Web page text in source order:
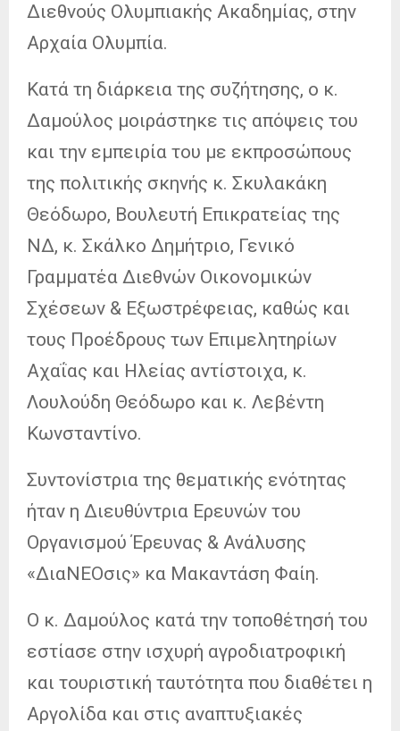
Διεθνούς Ολυμπιακής Ακαδημίας, στην
Αρχαία Ολυμπία.
Κατά τη διάρκεια της συζήτησης, ο κ.
Δαμούλος μοιράστηκε τις απόψεις του
και την εμπειρία του με εκπροσώπους
της πολιτικής σκηνής κ. Σκυλακάκη
Θεόδωρο, Βουλευτή Επικρατείας της
ΝΔ, κ. Σκάλκο Δημήτριο, Γενικό
Γραμματέα Διεθνών Οικονομικών
Σχέσεων & Εξωστρέφειας, καθώς και
τους Προέδρους των Επιμελητηρίων
Αχαΐας και Ηλείας αντίστοιχα, κ.
Λουλούδη Θεόδωρο και κ. Λεβέντη
Κωνσταντίνο.
Συντονίστρια της θεματικής ενότητας
ήταν η Διευθύντρια Ερευνών του
Οργανισμού Έρευνας & Ανάλυσης
«ΔιαΝΕΟσις» κα Μακαντάση Φαίη.
Ο κ. Δαμούλος κατά την τοποθέτησή του
εστίασε στην ισχυρή αγροδιατροφική
και τουριστική ταυτότητα που διαθέτει η
Αργολίδα και στις αναπτυξιακές